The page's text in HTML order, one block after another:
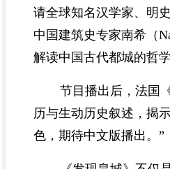
请全球知名汉学家、明
中国建筑史专家南希（
解读中国古代都城的哲
节目播出后，法国
历与生动历史叙述，揭
色，期待中文版播出。”